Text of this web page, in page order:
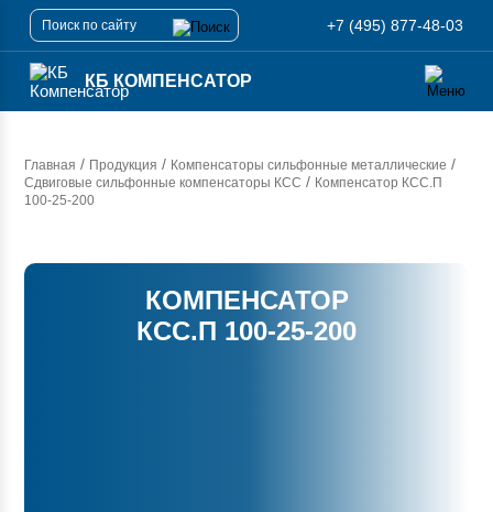
+7 (495) 877-48-03
КБ КОМПЕНСАТОР
Главная / Продукция / Компенсаторы сильфонные металлические /
Сдвиговые сильфонные компенсаторы КСС / Компенсатор КСС.П
100-25-200
КОМПЕНСАТОР
КСС.П 100-25-200